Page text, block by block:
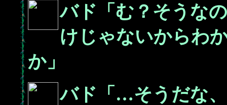
バド「む？そうな
けじゃないからわ
か」
バド「…そうだな